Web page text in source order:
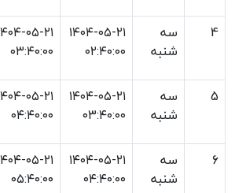
4
سه
شنبه
۱۴۰۴-۰۵-۲۱
۰۲:۴۰:۰۰
۱۴۰۴-۰۵-۲۱
۰۳:۴۰:۰۰
5
سه
شنبه
۱۴۰۴-۰۵-۲۱
۰۳:۴۰:۰۰
۱۴۰۴-۰۵-۲۱
۰۴:۴۰:۰۰
6
سه
شنبه
۱۴۰۴-۰۵-۲۱
۰۴:۴۰:۰۰
۱۴۰۴-۰۵-۲۱
۰۵:۴۰:۰۰